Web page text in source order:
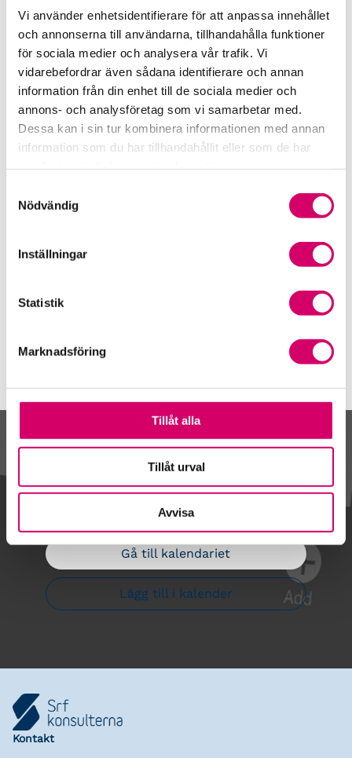
Vi använder enhetsidentifierare för att anpassa innehållet
och annonserna till användarna, tillhandahålla funktioner
för sociala medier och analysera vår trafik. Vi
vidarebefordrar även sådana identifierare och annan
information från din enhet till de sociala medier och
annons- och analysföretag som vi samarbetar med.
Dessa kan i sin tur kombinera informationen med annan
information som du har tillhandahållit eller som de har
Nödvändig
Inställningar
Statistik
Marknadsföring
Tillåt alla
Tillåt urval
Avvisa
Samverkan med myndigheter och organisationer
Srf Fokusrapport 2024 – insikter för hållbart
företagande
Våra nyhetskanaler
Tidningen Konsulten
Öppet brev till Myndigheten för yrkeshögskolan
Framtidsutsikter i lönebranschen
Kalendarium
Gå till kalendariet
Lägg till i kalender
Kontakt